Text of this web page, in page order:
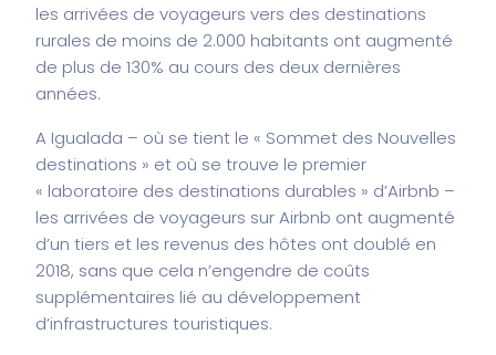
les arrivées de voyageurs vers des destinations
rurales de moins de 2.000 habitants ont augmenté
de plus de 130% au cours des deux dernières
années.
A Igualada – où se tient le « Sommet des Nouvelles
destinations » et où se trouve le premier
« laboratoire des destinations durables » d’Airbnb –
les arrivées de voyageurs sur Airbnb ont augmenté
d’un tiers et les revenus des hôtes ont doublé en
2018, sans que cela n’engendre de coûts
supplémentaires lié au développement
d’infrastructures touristiques.